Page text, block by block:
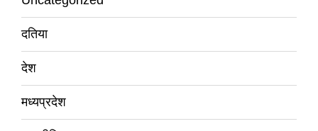
दतिया
देश
मध्यप्रदेश